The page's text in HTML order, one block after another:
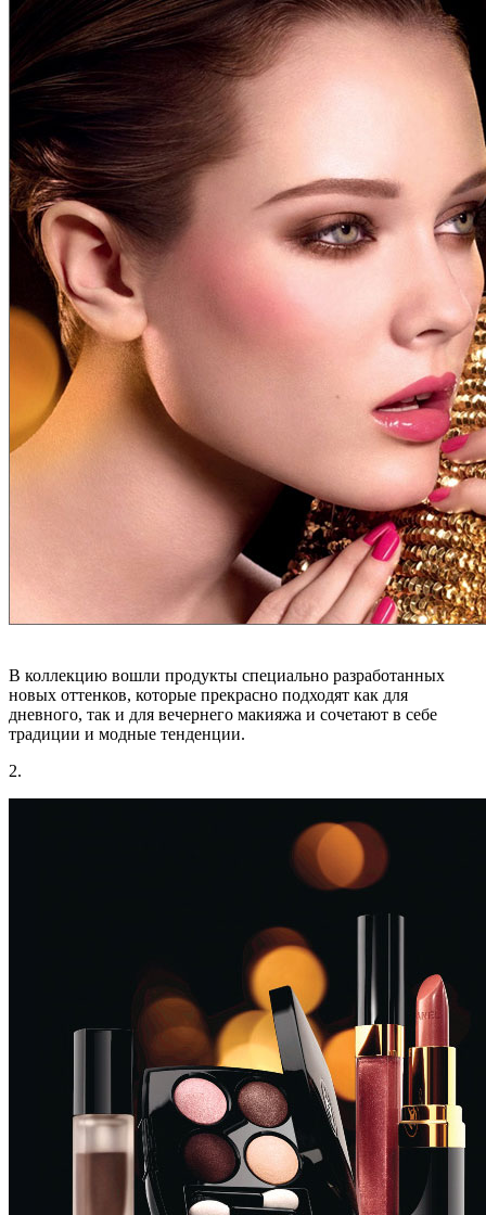
В коллекцию вошли продукты специально разработанных
новых оттенков, которые прекрасно подходят как для
дневного, так и для вечернего макияжа и сочетают в себе
традиции и модные тенденции.
2.